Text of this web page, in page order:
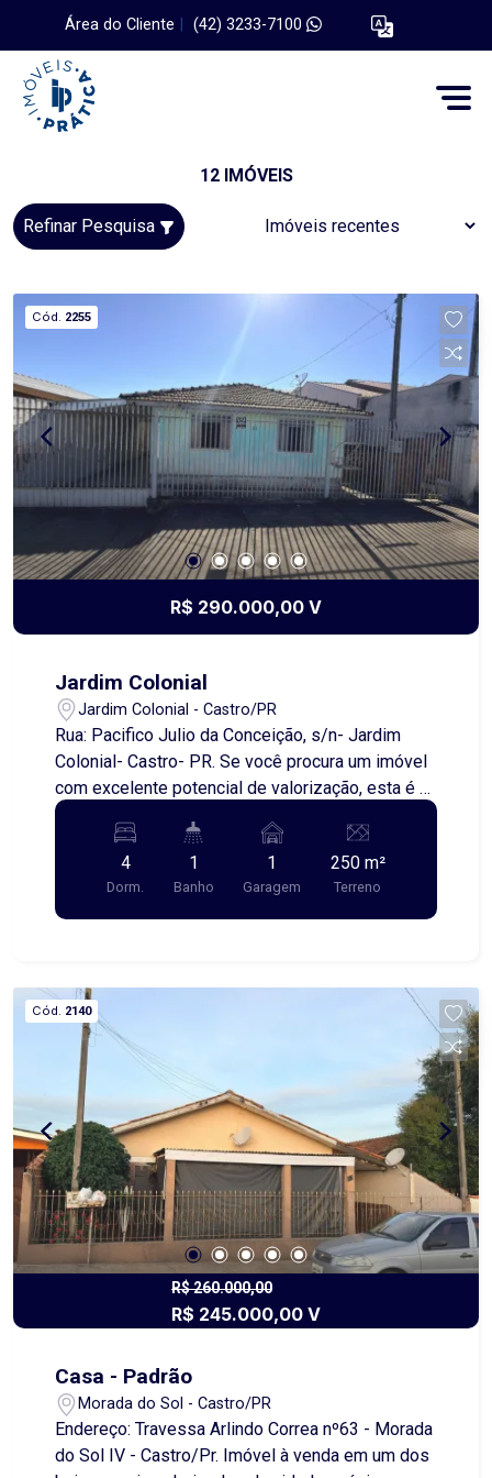
Área do Cliente (42) 3233-7100
12 IMÓVEIS
Refinar Pesquisa
Cód. 2255
R$ 290.000,00 V
Jardim Colonial
Jardim Colonial - Castro/PR
Rua: Pacifico Julio da Conceição, s/n- Jardim
Colonial- Castro- PR. Se você procura um imóvel
com excelente potencial de valorização, esta é a
oportunidade ideal! Localizada em uma das
regiões mais valorizadas da cidade, próxima ao
Max Atacadista e à Igreja Perpétuo Socorro, esta
casa oferece praticidade no dia a dia, com fácil
acesso a comércios, serviços, escolas e às
possibilidades de reforma e personalização,
permitindo que você transforme os ambientes de
acordo com seu estilo e suas necessidades.
Seja para morar, investir ou modernizar, esta é
uma excelente oportunidade para criar o imóvel
dos seus sonhos. Destaques do imóvel:
Excelente localização; Próximo ao Max
Atacadista e à Igreja Perpétuo Socorro; Grande
potencial para reformas e ampliações; Ideal para
moradia ou investimento; Região com ótima
valorização imobiliária. Agende uma visita e
venha conhecer todo o potencial que este imóvel
4
Dorm.
1
Banho
1
Garagem
250 m²
Terreno
Cód. 2140
R$ 260.000,00
R$ 245.000,00 V
Casa - Padrão
Morada do Sol - Castro/PR
Endereço: Travessa Arlindo Correa nº63 - Morada
do Sol IV - Castro/Pr. Imóvel à venda em um dos